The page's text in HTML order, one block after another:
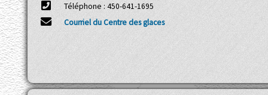
Téléphone : 450-641-1695
Courriel du Centre des glaces